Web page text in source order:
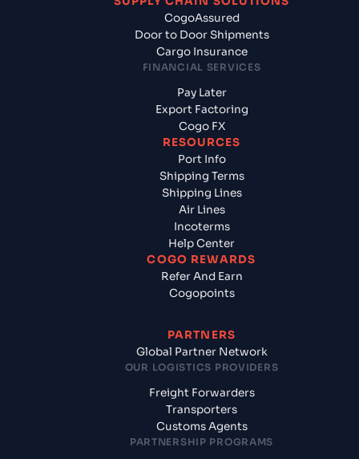
CogoAssured
Door to Door Shipments
Cargo Insurance
FINANCIAL SERVICES
Pay Later
Export Factoring
Cogo FX
RESOURCES
Port Info
Shipping Terms
Shipping Lines
Air Lines
Incoterms
Help Center
COGO REWARDS
Refer And Earn
Cogopoints
PARTNERS
Global Partner Network
OUR LOGISTICS PROVIDERS
Freight Forwarders
Transporters
Customs Agents
PARTNERSHIP PROGRAMS